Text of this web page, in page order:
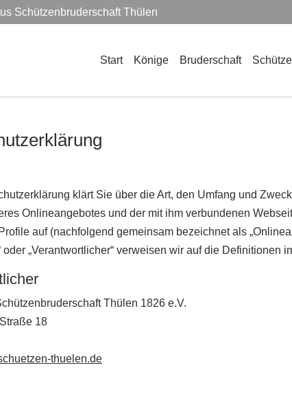
Schützenbruderschaft Thülen
Start Könige Bruderschaft
klärt Sie über die Art, den Umfang und
Onlineangebotes und der mit ihm verbundenen
auf (nachfolgend gemeinsam bezeichnet als
oder „Verantwortlicher“ verweisen wir auf die Definitionen
Thülen 1826 e.V.
18
thuelen.de